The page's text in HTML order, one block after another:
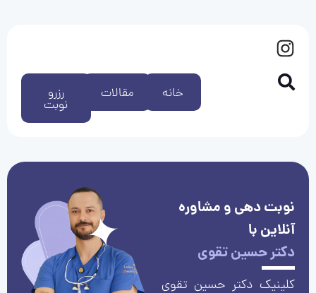
رزرو
نوبت
مقالات خانه
نوبت دهی و مشاوره
آنلاین با
دکتر حسین تقوی
کلینیک دکتر حسین تقوی